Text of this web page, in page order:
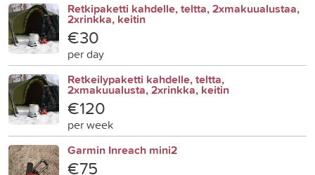
Retkipaketti kahdelle, teltta, 2xmakuualustaa,
2xrinkka, keitin
€30
per day
Retkeilypaketti kahdelle, teltta,
2xmakuualusta, 2xrinkka, keitin
€120
per week
Garmin Inreach mini2
€75